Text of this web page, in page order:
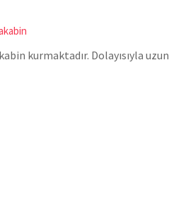
kurmaktadır. Dolayısıyla